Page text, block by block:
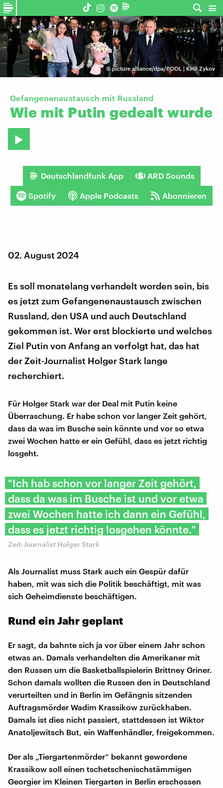
©picture alliance/dpa/POOL | Kirill Zykov
Gefangenenaustausch mit Russland
Wie mit Putin gedealt wurde
Deutschlandfunk App ARD Sounds
Spotify Apple Podcasts Abonnieren
02. August 2024
Es soll monatelang verhandelt worden sein, bis
es jetzt zum Gefangenenaustausch zwischen
Russland, den USA und auch Deutschland
gekommen ist. Wer erst blockierte und welches
Ziel Putin von Anfang an verfolgt hat, das hat
der Zeit-Journalist Holger Stark lange
recherchiert.
Für Holger Stark war der Deal mit Putin keine
Überraschung. Er habe schon vor langer Zeit gehört,
dass da was im Busche sein könnte und vor so etwa
zwei Wochen hatte er ein Gefühl, dass es jetzt richtig
losgeht.
"Ich hab schon vor langer Zeit gehört,
dass da was im Busche ist und vor etwa
zwei Wochen hatte ich dann ein Gefühl,
dass es jetzt richtig losgehen könnte."
Zeit-Journalist Holger Stark
Als Journalist muss Stark auch ein Gespür dafür
haben, mit was sich die Politik beschäftigt, mit was
sich Geheimdienste beschäftigen.
Rund ein Jahr geplant
Er sagt, da bahnte sich ja vor über einem Jahr schon
etwas an. Damals verhandelten die Amerikaner mit
den Russen um die Basketballspielerin Brittney Griner.
Schon damals wollten die Russen den in Deutschland
verurteilten und in Berlin im Gefängnis sitzenden
Auftragsmörder Wadim Krassikow zurückhaben.
Damals ist dies nicht passiert, stattdessen ist Wiktor
Anatoljewitsch But, ein Waffenhändler, freigekommen.
Der als „Tiergartenmörder“ bekannt gewordene
Krassikow soll einen tschetschenischstämmigen
Georgier im Kleinen Tiergarten in Berlin erschossen